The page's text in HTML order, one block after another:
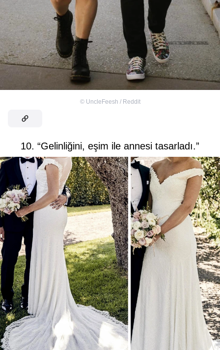
© UncleFeesh / Reddit
10. “Gelinliğini, eşim ile annesi tasarladı.”